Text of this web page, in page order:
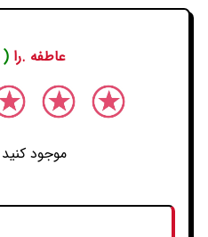
عاطفه .را (
موجود